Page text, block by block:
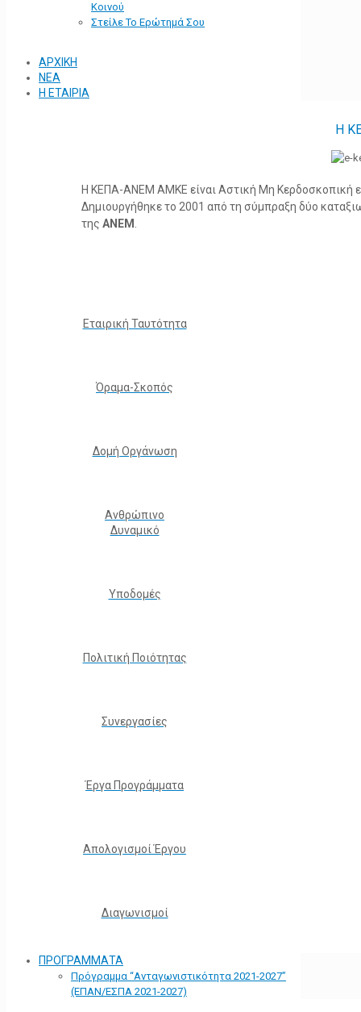
Κοινού
Στείλε Το Ερώτημά Σου
ΑΡΧΙΚΗ
ΝΕΑ
Η ΕΤΑΙΡΙΑ
Η
Η ΚΕΠΑ-ΑΝΕΜ ΑΜΚΕ είναι Αστική Μη Κερδοσκοπική
Δημιουργήθηκε το 2001 από τη σύμπραξη δύο
της ΑΝΕΜ
Εταιρική Ταυτότητα
Όραμα-Σκοπός
Δομή Οργάνωση
Ανθρώπινο
Δυναμικό
Υποδομές
Πολιτική Ποιότητας
Συνεργασίες
Έργα Προγράμματα
Απολογισμοί Έργου
Διαγωνισμοί
ΠΡΟΓΡΑΜΜΑΤΑ
Πρόγραμμα “Ανταγωνιστικότητα 2021-2027”
(ΕΠΑΝ/ΕΣΠΑ 2021-2027)